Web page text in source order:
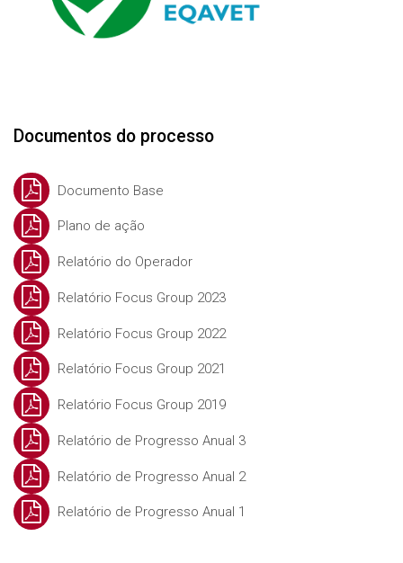
Documentos do processo
Documento Base
Plano de ação
Relatório do Operador
Relatório Focus Group 2023
Relatório Focus Group 2022
Relatório Focus Group 2021
Relatório Focus Group 2019
Relatório de Progresso Anual 3
Relatório de Progresso Anual 2
Relatório de Progresso Anual 1